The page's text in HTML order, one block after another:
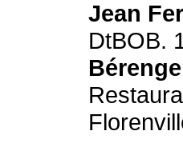
Jean
DtBOB.